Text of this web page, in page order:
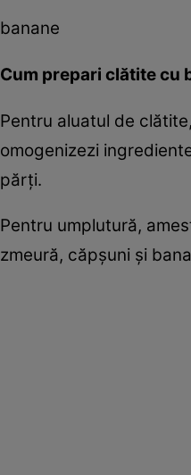
banane
Cum prepari clătite cu
Pentru aluatul de
omogenizezi
părţi.
Pentru umplutură,
zmeură, căpşuni şi